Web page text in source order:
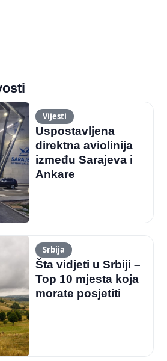
Vijesti
Uspostavljena
direktna aviolinija
između Sarajeva i
Ankare
Srbija
Šta vidjeti u Srbiji –
Top 10 mjesta koja
morate posjetiti